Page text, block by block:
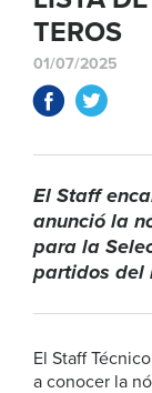
TEROS
01/07/2025
El Staff
anunció la
para la
partidos del
El Staff
a conocer la